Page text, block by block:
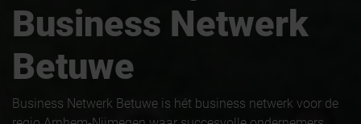
Business Netwerk
Betuwe
Business Netwerk Betuwe is hét business netwerk voor de